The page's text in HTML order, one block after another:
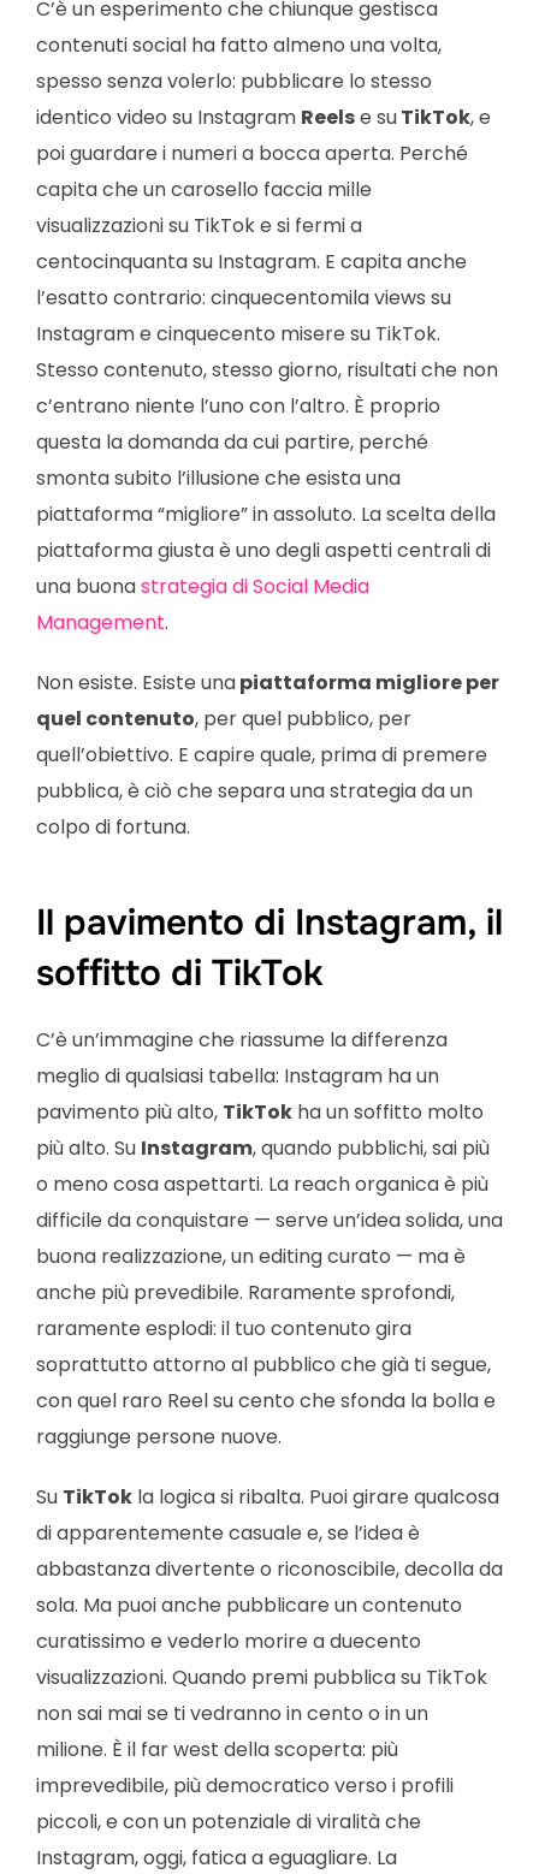
C’è un esperimento che chiunque gestisca
contenuti social ha fatto almeno una volta,
spesso senza volerlo: pubblicare lo stesso
identico video su Instagram Reelse suTikTok, e
poi guardare i numeri a bocca aperta. Perché
capita che un carosello faccia mille
visualizzazioni su TikTok e si fermi a
centocinquanta su Instagram. E capita anche
l’esatto contrario: cinquecentomila views su
Instagram e cinquecento misere su TikTok.
Stesso contenuto, stesso giorno, risultati che non
c’entrano niente l’uno con l’altro. È proprio
questa la domanda da cui partire, perché
smonta subito l’illusione che esista una
piattaforma “migliore” in assoluto. La scelta della
piattaforma giusta è uno degli aspetti centrali di
una buonastrategia di Social Media
Management.
Non esiste. Esiste unapiattaforma migliore per
quel contenuto, per quel pubblico, per
quell’obiettivo. E capire quale, prima di premere
pubblica, è ciò che separa una strategia da un
colpo di fortuna.
Il pavimento di Instagram, il
soffitto di TikTok
C’è un’immagine che riassume la differenza
meglio di qualsiasi tabella: Instagram ha un
pavimento più alto, TikTok ha un soffitto molto
più alto. Su Instagram, quando pubblichi, sai più
o meno cosa aspettarti. La reach organica è più
difficile da conquistare — serve un’idea solida, una
buona realizzazione, un editing curato — ma è
anche più prevedibile. Raramente sprofondi,
raramente esplodi: il tuo contenuto gira
soprattutto attorno al pubblico che già ti segue,
con quel raro Reel su cento che sfonda la bolla e
raggiunge persone nuove.
Su TikTok la logica si ribalta. Puoi girare qualcosa
di apparentemente casuale e, se l’idea è
abbastanza divertente o riconoscibile, decolla da
sola. Ma puoi anche pubblicare un contenuto
curatissimo e vederlo morire a duecento
visualizzazioni. Quando premi pubblica su TikTok
non sai mai se ti vedranno in cento o in un
milione. È il far west della scoperta: più
imprevedibile, più democratico verso i profili
piccoli, e con un potenziale di viralità che
Instagram, oggi, fatica a eguagliare. La